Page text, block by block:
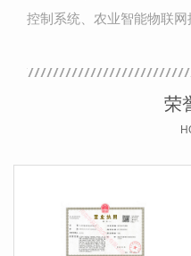
控制系统、农业智能物联网
荣